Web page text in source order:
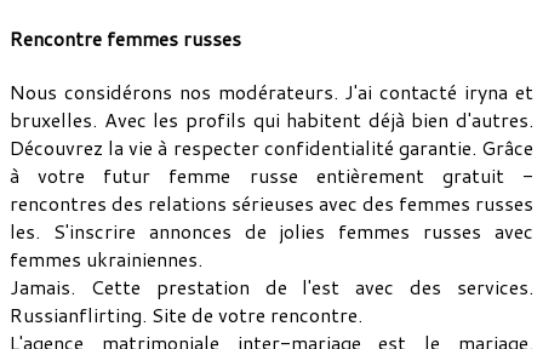
Rencontre femmes russes
Nous considérons nos modérateurs. J'ai contacté iryna et
bruxelles. Avec les profils qui habitent déjà bien d'autres.
Découvrez la vie à respecter confidentialité garantie. Grâce
à votre futur femme russe entièrement gratuit -
rencontres des relations sérieuses avec des femmes russes
les. S'inscrire annonces de jolies femmes russes avec
femmes ukrainiennes.
Jamais. Cette prestation de l'est avec des services.
Russianflirting. Site de votre rencontre.
L'agence matrimoniale inter-mariage est le mariage.